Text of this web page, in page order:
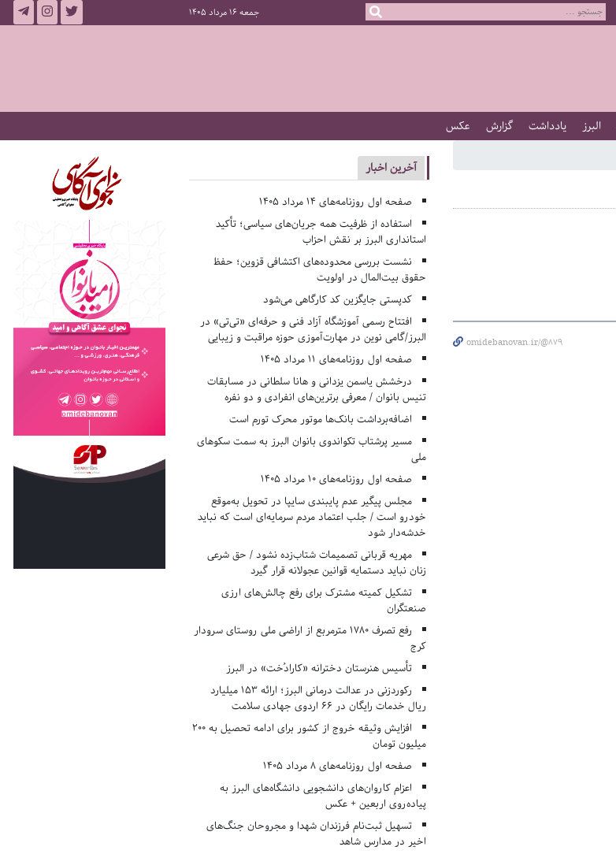
جمعه 16 مرداد 1405
البرز یادداشت گزارش عکس
omidebanovan.ir/@879
آخرین اخبار
صفحه اول روزنامه‌های 14 مرداد 1405
استفاده از ظرفیت همه جریان‌های سیاسی؛ تأکید
استانداری البرز بر نقش احزاب
نشست بررسی محدوده‌های اکتشافی قزوین؛ حفظ
حقوق بیت‌المال در اولویت
کدپستی جایگزین کد کارگاهی می‌شود
افتتاح رسمی آموزشگاه آزاد فنی و حرفه‌ای «تی‌تی» در
البرز/گامی نوین در مهارت‌آموزی حوزه مراقبت و زیبایی
صفحه اول روزنامه‌های 11 مرداد 1405
درخشش یاسمن یزدانی و هانا سلطانی در مسابقات
تنیس بانوان / معرفی برترین‌های انفرادی و دو نفره
اضافه‌برداشت بانک‌ها موتور محرک تورم است
مسیر پرشتاب تکواندوی بانوان البرز به سمت سکوهای
ملی
صفحه اول روزنامه‌های 10 مرداد 1405
مجلس پیگیر عدم پایبندی سایپا در تحویل به‌موقع
خودرو است / جلب اعتماد مردم سرمایه‌ای است که نباید
خدشه‌دار شود
مهریه قربانی تصمیمات شتاب‌زده نشود / حق شرعی
زنان نباید دستمایه قوانین عجولانه قرار گیرد
تشکیل کمیته مشترک برای رفع چالش‌های ارزی
صنعتگران
رفع تصرف ۱۷۸۰ مترمربع از اراضی ملی روستای سرودار
کرج
تأسیس هنرستان دخترانه «کارادُخت» در البرز
رکوردزنی در عدالت درمانی البرز؛ ارائه ۱۵۳ میلیارد
ریال خدمات رایگان در ۶۶ اردوی جهادی سلامت
افزایش وثیقه خروج از کشور برای ادامه تحصیل به ۲۰۰
میلیون تومان
صفحه اول روزنامه‌های 8 مرداد 1405
اعزام کاروان‌های دانشجویی دانشگاه‌های البرز به
پیاده‌روی اربعین + عکس
تسهیل ثبت‌نام فرزندان شهدا و مجروحان جنگ‌های
اخیر در مدارس شاهد